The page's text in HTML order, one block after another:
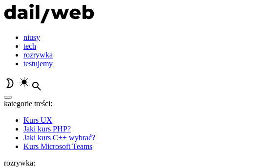
niusy
tech
rozrywka
testujemy
kategorie treści:
Kurs UX
Jaki kurs PHP?
Jaki kurs C++ wybrać?
Kurs Microsoft Teams
rozrywka: